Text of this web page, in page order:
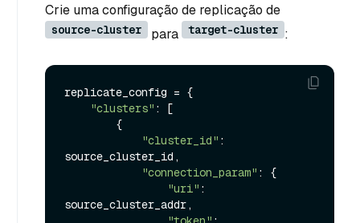
Crie uma configuração de replicação de
source-cluster para target-cluster :
replicate_config = {
"clusters" : [
"cluster_id" :
source_cluster_id,
"connection_param" : {
"uri" :
source_cluster_addr,